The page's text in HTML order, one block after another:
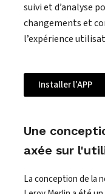
suivi et d’analyse
changements et
l’expérience
Installer l'APP
Une
axée sur
La conception de la